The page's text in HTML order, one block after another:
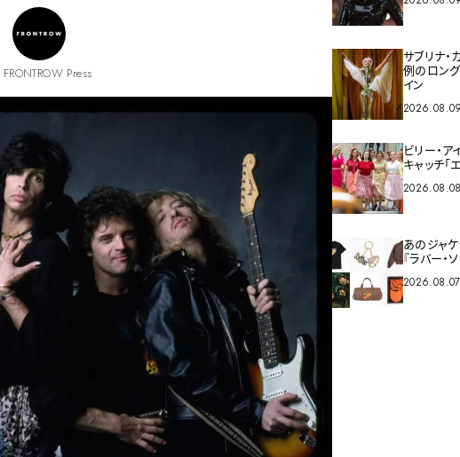
Press
サブリナ・
例のロン
イン
2026.08.09
ビリー・ア
キャッチ「
2026.08.08
あのジャケ
『ラバー
2026.08.07